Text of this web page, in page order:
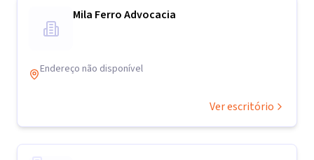
Mila Ferro Advocacia
Endereço não disponível
Ver escritório